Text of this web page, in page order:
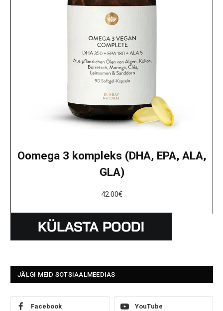
Oomega 3 kompleks (DHA, EPA, ALA,
GLA)
42.00€
JÄLGI MEID SOTSIAALMEEDIAS
Facebook YouTube